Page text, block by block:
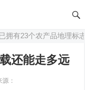
有23个农产品地理标志
还能走多远
源：